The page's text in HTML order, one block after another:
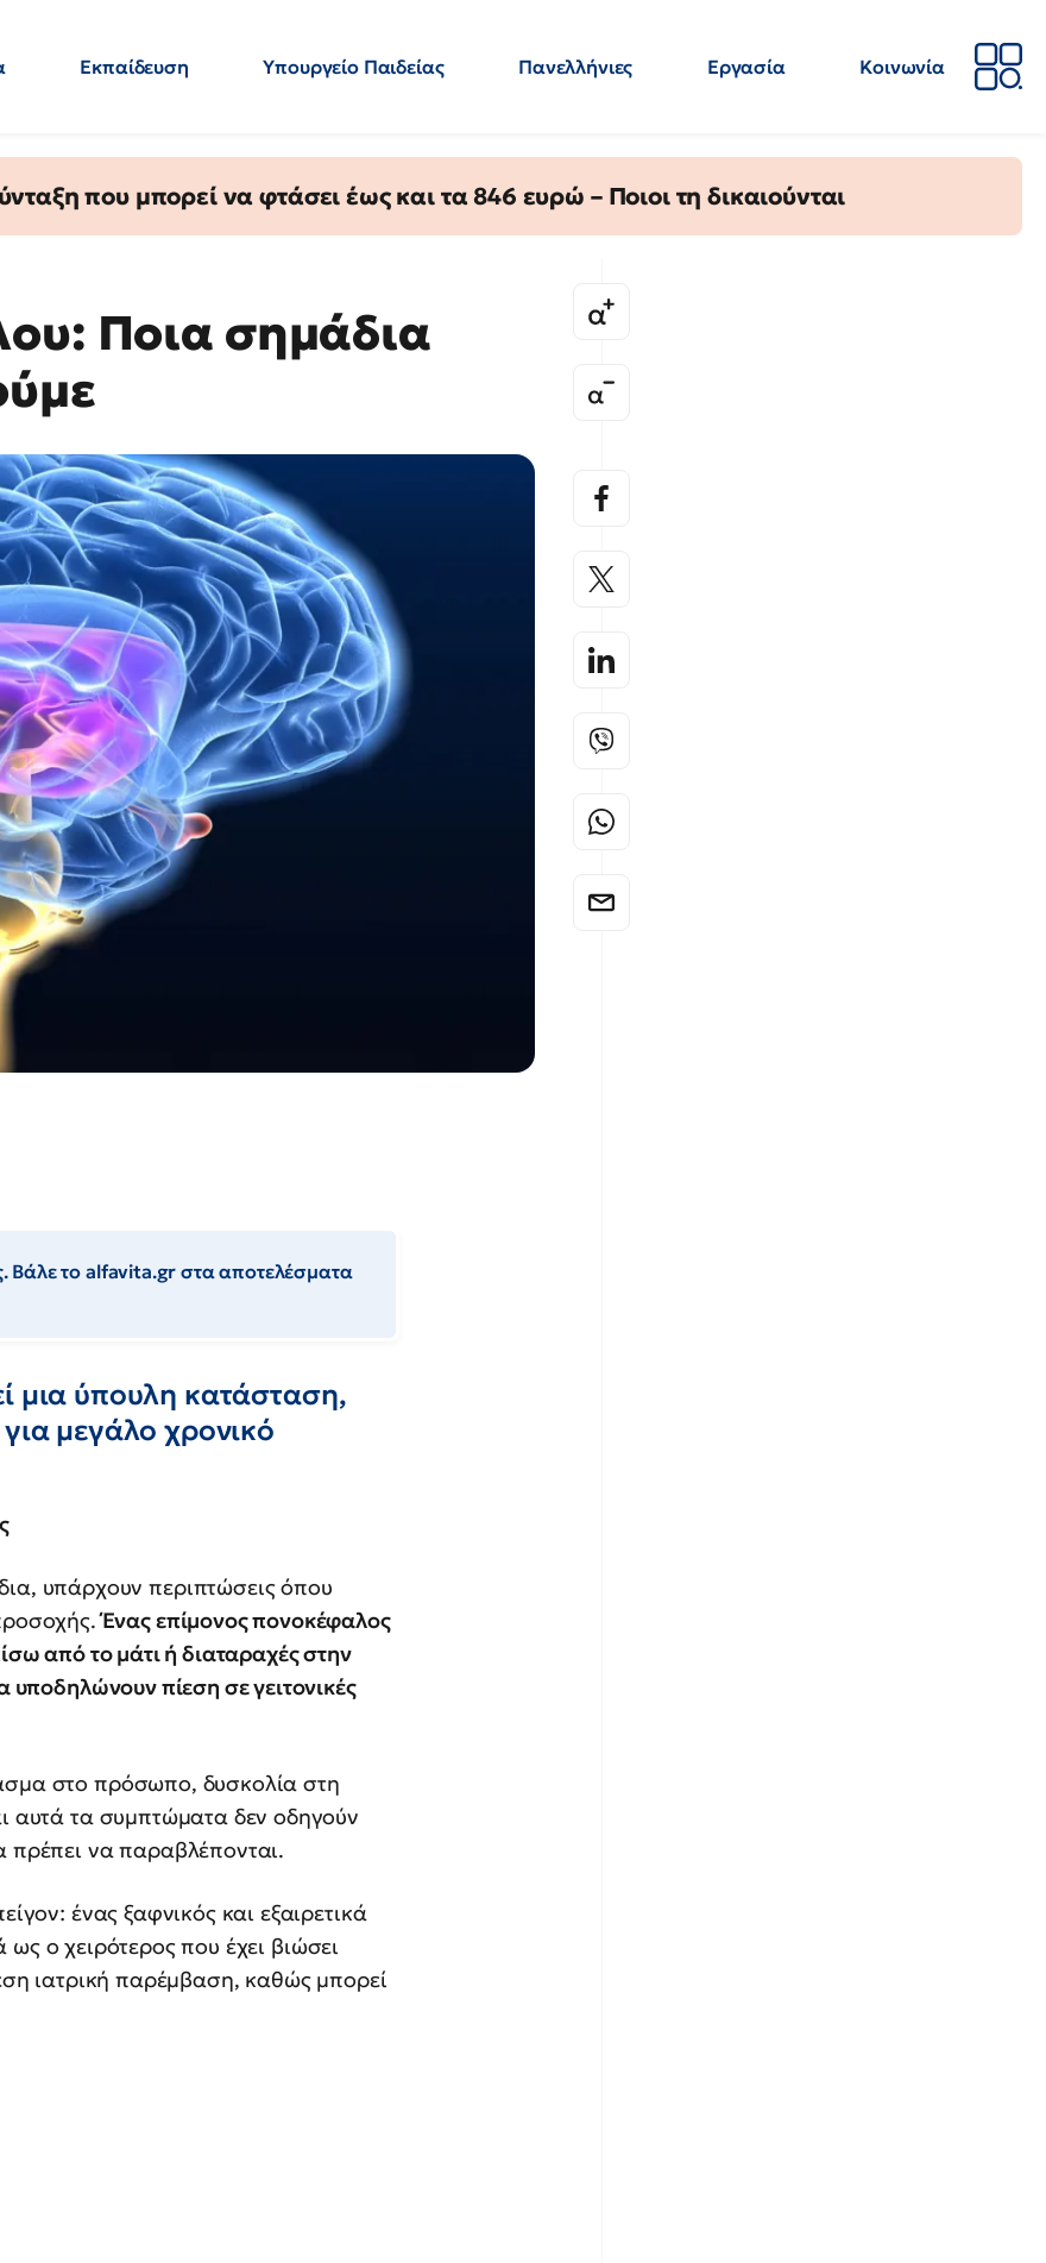
Εκπαίδευση Υπουργείο Παιδείας Πανελλήνιες Εργασία
Κοινωνία
που μπορεί να φτάσει έως και τα 846 ευρώ – Ποιοι τη δικαιούνται
Ποια σημάδια
Βάλε το alfavita.gr στα αποτελέσματα
μια ύπουλη κατάσταση,
μεγάλο χρονικό
υπάρχουν περιπτώσεις όπου
Ένας επίμονος πονοκέφαλος
από το μάτι ή διαταραχές στην
πίεση σε γειτονικές
στο πρόσωπο, δυσκολία στη
αυτά τα συμπτώματα δεν οδηγούν
να παραβλέπονται.
ένας ξαφνικός και εξαιρετικά
ο χειρότερος που έχει βιώσει
ιατρική παρέμβαση, καθώς μπορεί